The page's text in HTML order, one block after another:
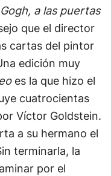
a las puertas
que el director
cartas del pintor
edición muy
es la que hizo el
cuatrocientas
Víctor Goldstein.
a su hermano el
terminarla, la
por el